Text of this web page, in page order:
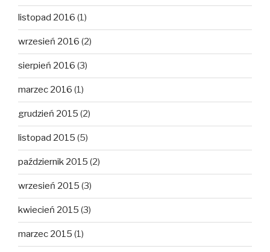
listopad 2016 (1)
wrzesień 2016 (2)
sierpień 2016 (3)
marzec 2016 (1)
grudzień 2015 (2)
listopad 2015 (5)
październik 2015 (2)
wrzesień 2015 (3)
kwiecień 2015 (3)
marzec 2015 (1)